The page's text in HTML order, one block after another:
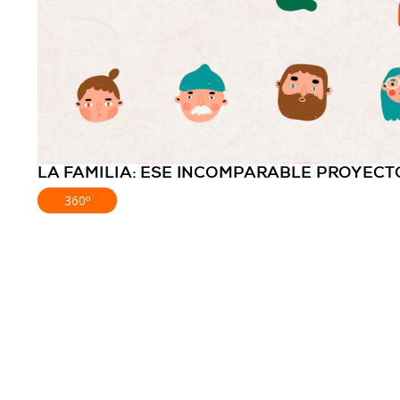
LA FAMILIA: ESE INCOMPARABLE
360º